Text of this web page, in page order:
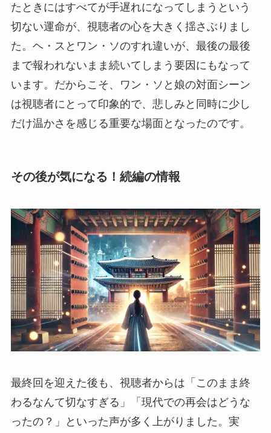
たときにはすべてが手遅れになってしまうという
切ない運命が、視聴者の心を大きく揺さぶりまし
た。ヘ・スとワン・ソのすれ違いが、最後の最後
まで報われないまま続いてしまう要因にもなって
います。だからこそ、ワン・ソと娘の対面シーン
は視聴者にとって印象的で、悲しみと同時に少し
だけ温かさを感じる重要な場面となったのです。
その後が気になる！続編の情報
最終回を迎えた後も、視聴者からは「このまま終
わるなんて切なすぎる」「現代での再会はどうな
ったの？」といった声が多く上がりました。実